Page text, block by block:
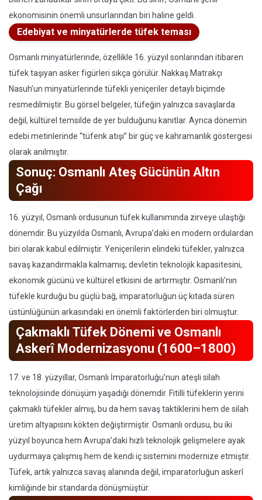
ekonomisinin önemli unsurlarından biri haline geldi.
Edebiyat ve minyatürlerde tüfek teması
Osmanlı minyatürlerinde, özellikle 16. yüzyıl sonlarından itibaren
tüfek taşıyan asker figürleri sıkça görülür. Nakkaş Matrakçı
Nasuh’un minyatürlerinde tüfekli yeniçeriler detaylı biçimde
resmedilmiştir. Bu görsel belgeler, tüfeğin yalnızca savaşlarda
değil, kültürel temsilde de yer bulduğunu kanıtlar. Ayrıca dönemin
edebi metinlerinde “tüfenk atışı” bir güç ve kahramanlık göstergesi
olarak anılmıştır.
Sonuç: Osmanlı Ateş Gücünün Altın
Çağı
16. yüzyıl, Osmanlı ordusunun tüfek kullanımında zirveye ulaştığı
dönemdir. Bu yüzyılda Osmanlı, Avrupa’daki en modern ordulardan
biri olarak kabul edilmiştir. Yeniçerilerin elindeki tüfekler, yalnızca
savaş kazandırmakla kalmamış; devletin teknolojik kapasitesini,
ekonomik gücünü ve kültürel etkisini de artırmıştır. Osmanlı’nın
tüfekle kurduğu bu güçlü bağ, imparatorluğun üç kıtada süren
üstünlüğünün arkasındaki en önemli faktörlerden biri olmuştur.
Çakmaklı Tüfek Dönemi ve Osmanlı
Askerî Modernizasyonu (1600–1800)
17. ve 18. yüzyıllar, Osmanlı İmparatorluğu’nun ateşli silah
teknolojisinde dönüşüm yaşadığı dönemdir. Fitilli tüfeklerin yerini
çakmaklı tüfekler almış, bu da hem savaş taktiklerini hem de silah
üretim altyapısını kökten değiştirmiştir. Osmanlı ordusu, bu iki
yüzyıl boyunca hem Avrupa’daki hızlı teknolojik gelişmelere ayak
uydurmaya çalışmış hem de kendi iç sistemini modernize etmiştir.
Tüfek, artık yalnızca savaş alanında değil, imparatorluğun askerî
kimliğinde bir standarda dönüşmüştür.